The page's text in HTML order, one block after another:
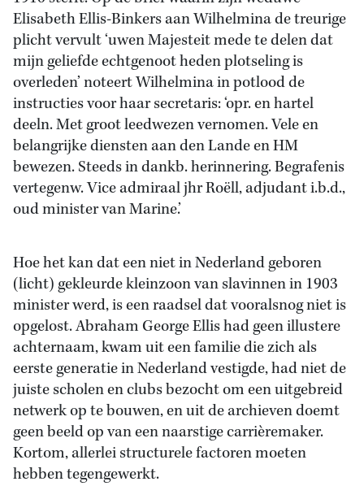
Elisabeth Ellis-Binkers aan Wilhelmina de treurige
plicht vervult ‘uwen Majesteit mede te delen dat
mijn geliefde echtgenoot heden plotseling is
overleden’ noteert Wilhelmina in potlood de
instructies voor haar secretaris: ‘opr. en hartel
deeln. Met groot leedwezen vernomen. Vele en
belangrijke diensten aan den Lande en HM
bewezen. Steeds in dankb. herinnering. Begrafenis
vertegenw. Vice admiraal jhr Roëll, adjudant i.b.d.,
oud minister van Marine.’
Hoe het kan dat een niet in Nederland geboren
(licht) gekleurde kleinzoon van slavinnen in 1903
minister werd, is een raadsel dat vooralsnog niet is
opgelost. Abraham George Ellis had geen illustere
achternaam, kwam uit een familie die zich als
eerste generatie in Nederland vestigde, had niet de
juiste scholen en clubs bezocht om een uitgebreid
netwerk op te bouwen, en uit de archieven doemt
geen beeld op van een naarstige carrièremaker.
Kortom, allerlei structurele factoren moeten
hebben tegengewerkt.